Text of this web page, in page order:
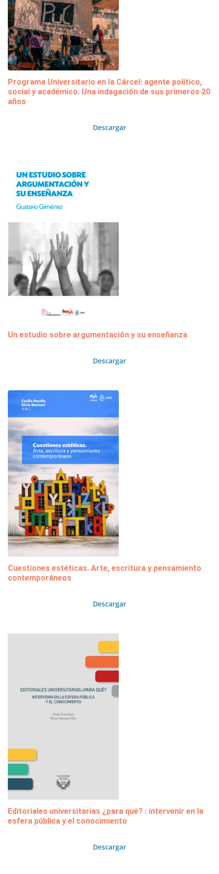
Programa Universitario en la Cárcel: agente político,
social y académico. Una indagación de sus primeros 20
años
Descargar
Un estudio sobre argumentación y su enseñanza
Descargar
Cuestiones estéticas. Arte, escritura y pensamiento
contemporáneos
Descargar
Editoriales universitarias ¿para qué? : intervenir en la
esfera pública y el conocimiento
Descargar